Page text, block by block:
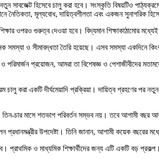
সাবজেক্ট হিসেবে চালু করা হবে। সংস্কৃতি বিষয়টিও
নৈতিকতা, মূল্যবোধ, দায়িত্বশীলতা এবং একজন সুনাগরিক
ওপরও গুরুত্ব দেওয়া হবে। বিদ্যমান শিক্ষাকাঠামোর
সমস্যা ও সীমাবদ্ধতা তৈরি হয়েছে। এসব সমস্যা
পরিমার্জন প্রয়োজন, আমরা তা বিশেষজ্ঞ ও পেশাজীবীদের
চালু করা একটি দীর্ঘমেয়াদি প্রক্রিয়া। দায়িত্ব গ্রহণের
চার মাসে শতভাগ পরিবর্তন সম্ভব নয়। তবে আগামী বছর
প্রধানমন্ত্রীর উপদেষ্টা। তিনি জানান, আগামী কয়েক বছরের
ও মাধ্যমিক শিক্ষার্থীদের জন্য এটি একটি বড়